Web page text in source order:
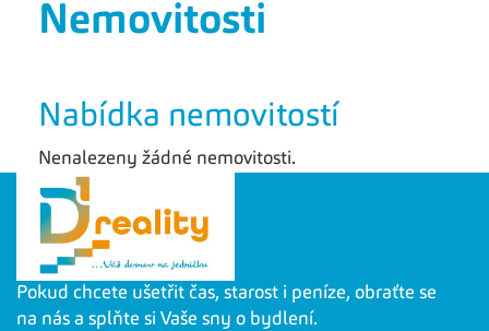
Nemovitosti
Nabídka nemovitostí
Nenalezeny žádné nemovitosti.
Pokud chcete ušetřit čas, starost i peníze, obraťte se
na nás a splňte si Vaše sny o bydlení.